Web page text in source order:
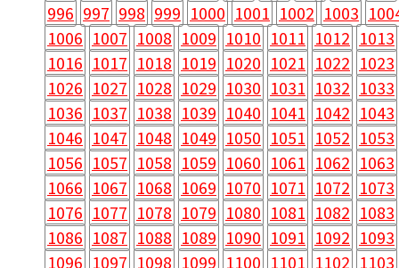
996 997 998 999 1000 1001 1002 1003
1006 1007 1008 1009 1010 1011 1012 1013
1016 1017 1018 1019 1020 1021 1022 1023
1026 1027 1028 1029 1030 1031 1032 1033
1036 1037 1038 1039 1040 1041 1042 1043
1046 1047 1048 1049 1050 1051 1052 1053
1056 1057 1058 1059 1060 1061 1062 1063
1066 1067 1068 1069 1070 1071 1072 1073
1076 1077 1078 1079 1080 1081 1082 1083
1086 1087 1088 1089 1090 1091 1092 1093
1096 1097 1098 1099 1100 1101 1102 1103